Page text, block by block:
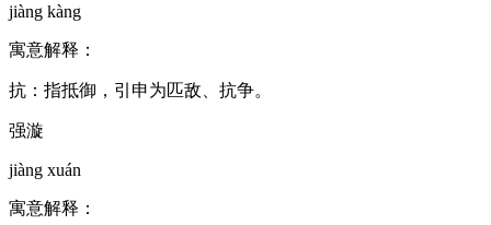
jiàng kàng
寓意解释：
抗：指抵御，引申为匹敌、抗争。
强漩
jiàng xuán
寓意解释：